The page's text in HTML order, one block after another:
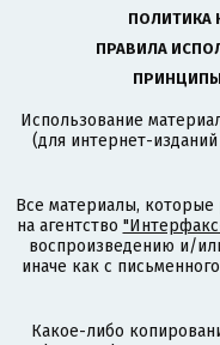
ПОЛИТИКА
ПРАВИЛА
Использование
(для интернет-
Все материалы,
на агентство
воспроизведению и/
иначе как с
Какое-либо